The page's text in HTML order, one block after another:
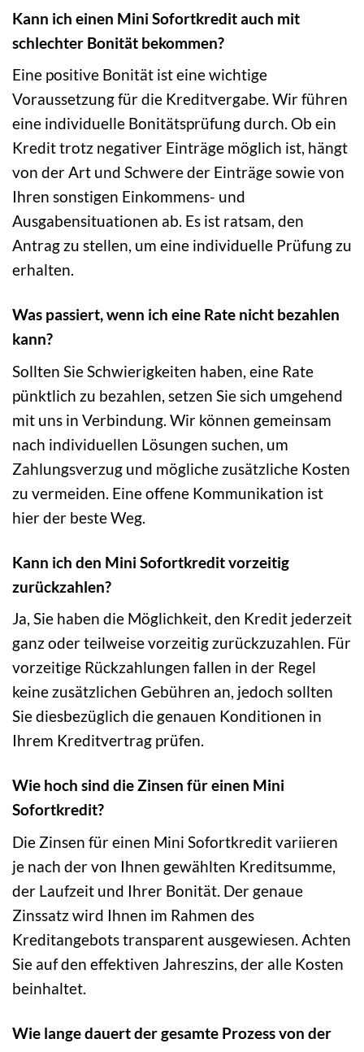
Kann ich einen Mini Sofortkredit auch mit
schlechter Bonität bekommen?
Eine positive Bonität ist eine wichtige
Voraussetzung für die Kreditvergabe. Wir führen
eine individuelle Bonitätsprüfung durch. Ob ein
Kredit trotz negativer Einträge möglich ist, hängt
von der Art und Schwere der Einträge sowie von
Ihren sonstigen Einkommens- und
Ausgabensituationen ab. Es ist ratsam, den
Antrag zu stellen, um eine individuelle Prüfung zu
erhalten.
Was passiert, wenn ich eine Rate nicht bezahlen
kann?
Sollten Sie Schwierigkeiten haben, eine Rate
pünktlich zu bezahlen, setzen Sie sich umgehend
mit uns in Verbindung. Wir können gemeinsam
nach individuellen Lösungen suchen, um
Zahlungsverzug und mögliche zusätzliche Kosten
zu vermeiden. Eine offene Kommunikation ist
hier der beste Weg.
Kann ich den Mini Sofortkredit vorzeitig
zurückzahlen?
Ja, Sie haben die Möglichkeit, den Kredit jederzeit
ganz oder teilweise vorzeitig zurückzuzahlen. Für
vorzeitige Rückzahlungen fallen in der Regel
keine zusätzlichen Gebühren an, jedoch sollten
Sie diesbezüglich die genauen Konditionen in
Ihrem Kreditvertrag prüfen.
Wie hoch sind die Zinsen für einen Mini
Sofortkredit?
Die Zinsen für einen Mini Sofortkredit variieren
je nach der von Ihnen gewählten Kreditsumme,
der Laufzeit und Ihrer Bonität. Der genaue
Zinssatz wird Ihnen im Rahmen des
Kreditangebots transparent ausgewiesen. Achten
Sie auf den effektiven Jahreszins, der alle Kosten
beinhaltet.
Wie lange dauert der gesamte Prozess von der